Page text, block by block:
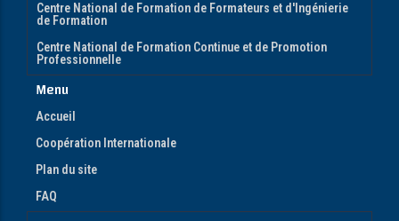
Centre National de Formation de Formateurs et d'Ingénierie
de Formation
Centre National de Formation Continue et de Promotion
Professionnelle
Menu
Accueil
Coopération Internationale
Plan du site
FAQ